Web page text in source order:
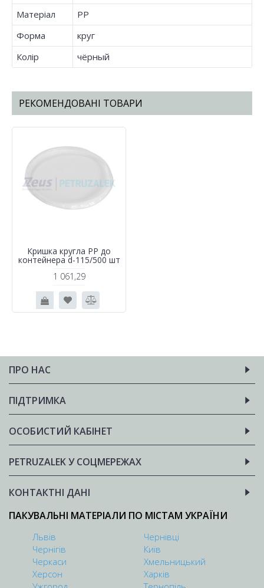
Матеріал
PP
Форма
круг
Колір
чёрный
РЕКОМЕНДОВАНІ ТОВАРИ
Кришка кругла РР до
контейнера d-115/500 шт
1 061,29
ПРО НАС
ПІДТРИМКА
ОСОБИСТИЙ КАБІНЕТ
PETRUZALEK У СОЦМЕРЕЖАХ
КОНТАКТНІ ДАНІ
ПАКУВАЛЬНІ МАТЕРІАЛИ ПО МІСТАМ УКРАЇНИ
Львів
Чернівці
Чернігів
Київ
Черкаси
Хмельницький
Херсон
Харків